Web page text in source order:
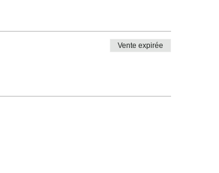
Vente expirée